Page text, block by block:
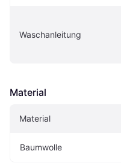
Waschanleitung
Material
Material
Baumwolle